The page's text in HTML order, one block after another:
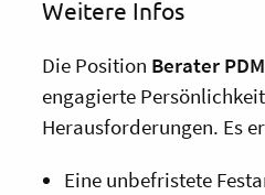
Weitere Infos
Die Position Berater
engagierte
Herausforderungen. Es
Eine unbefristete